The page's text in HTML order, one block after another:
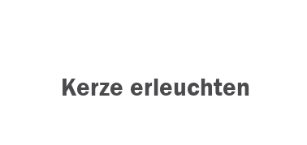
Kerze erleuchten